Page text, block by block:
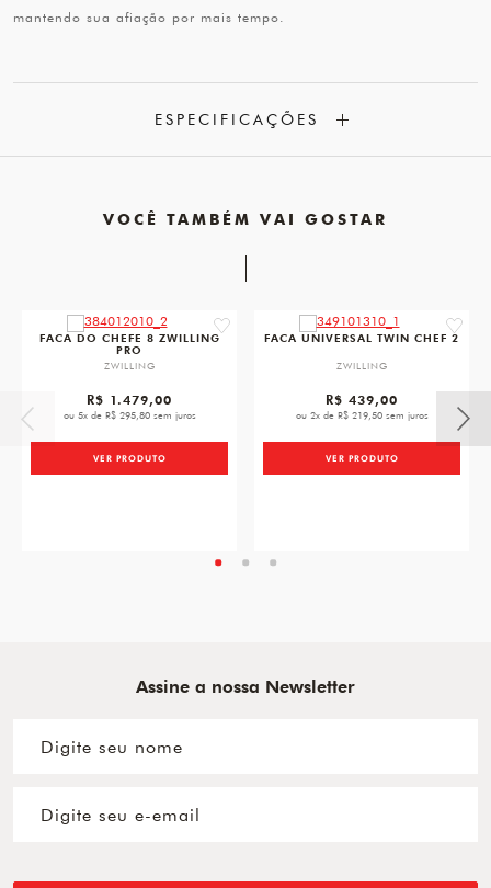
mantendo sua afiação por mais tempo.
ESPECIFICAÇÕES
VOCÊ TAMBÉM VAI GOSTAR
favorite
FACA DO CHEFE 8 ZWILLING
PRO
ZWILLING
R$ 1.479,00
ou 5x de R$ 295,80 sem juros
VER PRODUTO
FACA UNIVERSAL TWIN CHEF 2
ZWILLING
R$ 439,00
ou 2x de R$ 219,50 sem juros
VER PRODUTO
Assine a nossa Newsletter